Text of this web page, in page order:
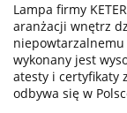
Lampa firmy
aranżacji wnętrz
wykonany jest
atesty i certyfikaty
odbywa się w